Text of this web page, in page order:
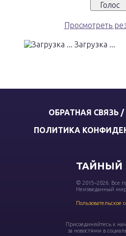
Просмотреть
Загрузка ...
ОБРАТНАЯ СВЯЗЬ
ПОЛИТИКА
ТАЙНЫЙ
© 2015–2026. Все
Неизведанный
Пользовательское
Присоединяйтесь к
за новостями в